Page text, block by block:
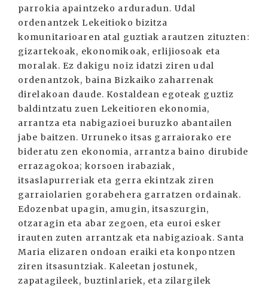
parrokia apaintzeko arduradun. Udal
ordenantzek Lekeitioko bizitza
komunitarioaren atal guztiak arautzen zituzten:
gizartekoak, ekonomikoak, erlijiosoak eta
moralak. Ez dakigu noiz idatzi ziren udal
ordenantzok, baina Bizkaiko zaharrenak
direlakoan daude. Kostaldean egoteak guztiz
baldintzatu zuen Lekeitioren ekonomia,
arrantza eta nabigazioei buruzko abantailen
jabe baitzen. Urruneko itsas garraiorako ere
bideratu zen ekonomia, arrantza baino dirubide
errazagokoa; korsoen irabaziak,
itsaslapurreriak eta gerra ekintzak ziren
garraiolarien gorabehera garratzen ordainak.
Edozenbat upagin, amugin, itsaszurgin,
otzaragin eta abar zegoen, eta euroi esker
irauten zuten arrantzak eta nabigazioak. Santa
Maria elizaren ondoan eraiki eta konpontzen
ziren itsasuntziak. Kaleetan jostunek,
zapatagileek, buztinlariek, eta zilargilek